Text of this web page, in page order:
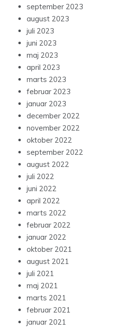
september 2023
august 2023
juli 2023
juni 2023
maj 2023
april 2023
marts 2023
februar 2023
januar 2023
december 2022
november 2022
oktober 2022
september 2022
august 2022
juli 2022
juni 2022
april 2022
marts 2022
februar 2022
januar 2022
oktober 2021
august 2021
juli 2021
maj 2021
marts 2021
februar 2021
januar 2021